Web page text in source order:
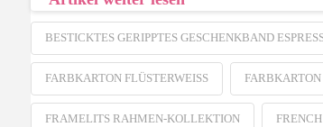
BESTICKTES GERIPPTES GESCHENKBAND
FARBKARTON FLÜSTERWEISS FARBKARTON
FRAMELITS RAHMEN-KOLLEKTION